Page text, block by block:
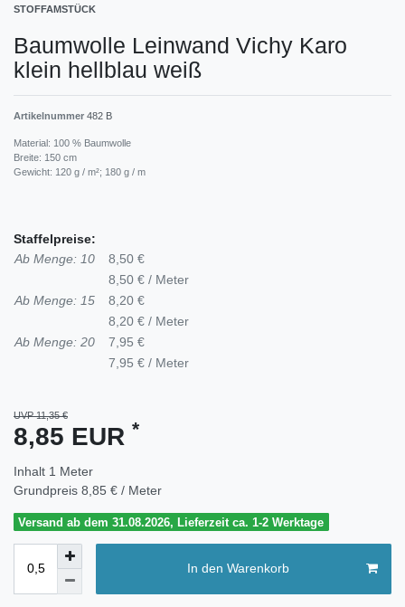
STOFFAMSTÜCK
Baumwolle Leinwand Vichy Karo
klein hellblau weiß
Artikelnummer 482 B
Material: 100 % Baumwolle
Breite: 150 cm
Gewicht: 120 g / m²; 180 g / m
Staffelpreise:
Ab Menge: 10
8,50 €
8,50 € / Meter
Ab Menge: 15
8,20 €
8,20 € / Meter
Ab Menge: 20
7,95 €
7,95 € / Meter
UVP 11,35 €
8,85 EUR *
Inhalt 1 Meter
Grundpreis 8,85 € / Meter
Versand ab dem 31.08.2026, Lieferzeit ca. 1-2 Werktage
In den Warenkorb